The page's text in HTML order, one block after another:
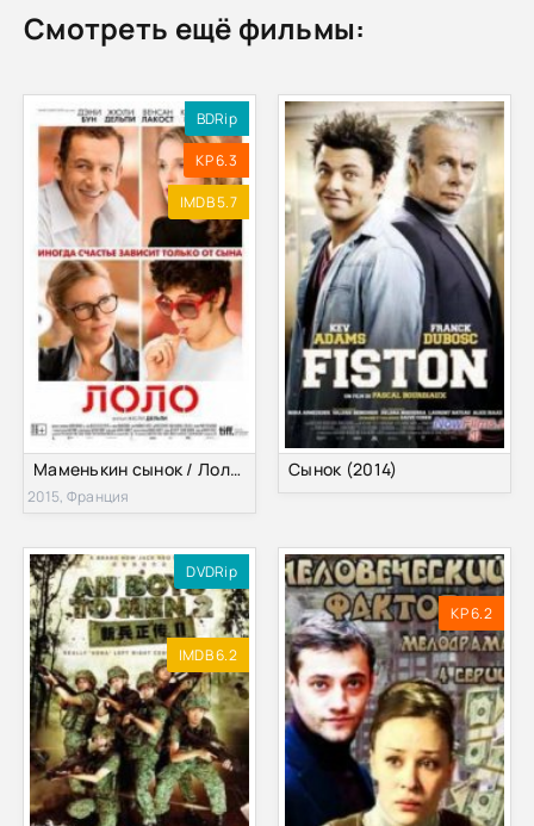
Смотреть ещё фильмы:
BDRip
KP 6.3
IMDB 5.7
Маменькин сынок / Лоло (2015)
2015, Франция
Сынок (2014)
DVDRip
IMDB 6.2
KP 6.2